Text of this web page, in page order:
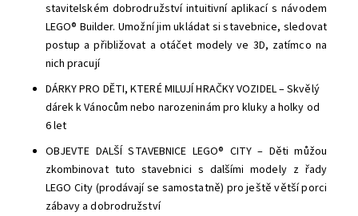
stavitelském dobrodružství intuitivní aplikací s návodem
LEGO® Builder. Umožní jim ukládat si stavebnice, sledovat
postup a přibližovat a otáčet modely ve 3D, zatímco na
nich pracují
DÁRKY PRO DĚTI, KTERÉ MILUJÍ HRAČKY VOZIDEL – Skvělý
dárek k Vánocům nebo narozeninám pro kluky a holky od
6 let
OBJEVTE DALŠÍ STAVEBNICE LEGO® CITY – Děti můžou
zkombinovat tuto stavebnici s dalšími modely z řady
LEGO City (prodávají se samostatně) pro ještě větší porci
zábavy a dobrodružství